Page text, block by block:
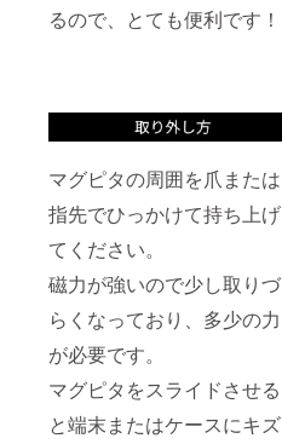
るので、とても便利です！
マグピタの周囲を爪または
指先でひっかけて持ち上げ
てください。
磁力が強いので少し取りづ
らくなっており、多少の力
が必要です。
マグピタをスライドさせる
と端末またはケースにキズ